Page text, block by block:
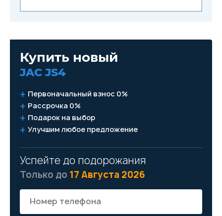
Купить новый
JAC JS4
Первоначальный взнос 0%
Рассрочка 0%
Подарок на выбор
Улучшим любое предложение
Успейте до подорожания
Только до 17 Августа 2026